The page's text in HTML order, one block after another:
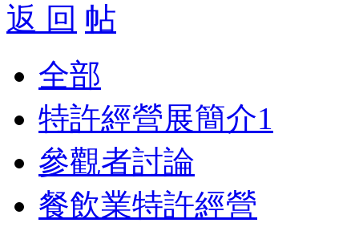
返 回
全部
特許經營展簡介1
參觀者討論
餐飲業特許經營